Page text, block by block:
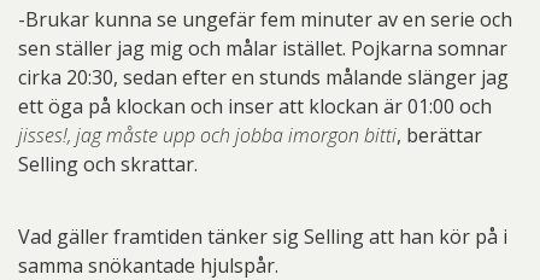
-Brukar kunna se ungefär fem minuter av en serie och
sen ställer jag mig och målar istället. Pojkarna somnar
cirka 20:30, sedan efter en stunds målande slänger jag
ett öga på klockan och inser att klockan är 01:00 och
jisses!, jag måste upp och jobba imorgon bitti, berättar
Selling och skrattar.
Vad gäller framtiden tänker sig Selling att han kör på i
samma snökantade hjulspår.